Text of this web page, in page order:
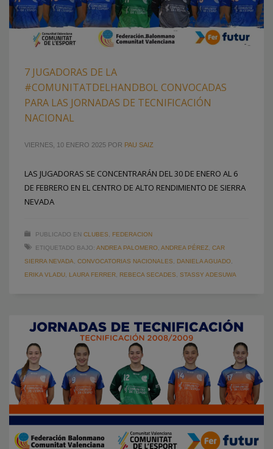
7 JUGADORAS DE LA
#COMUNITATDELHANDBOL CONVOCADAS
PARA LAS JORNADAS DE TECNIFICACIÓN
NACIONAL
VIERNES, 10 ENERO 2025 POR PAU SAIZ
LAS JUGADORAS SE CONCENTRARÁN DEL 30 DE ENERO AL 6
DE FEBRERO EN EL CENTRO DE ALTO RENDIMIENTO DE SIERRA
NEVADA
PUBLICADO EN CLUBES
FEDERACION
ETIQUETADO BAJO: ANDREA PALOMERO ANDREA PÉREZ CAR
SIERRA NEVADA
CONVOCATORIAS NACIONALES DANIELA AGUADO
ERIKA VLADU
LAURA FERRER REBECA SECADES STASSY ADESUWA